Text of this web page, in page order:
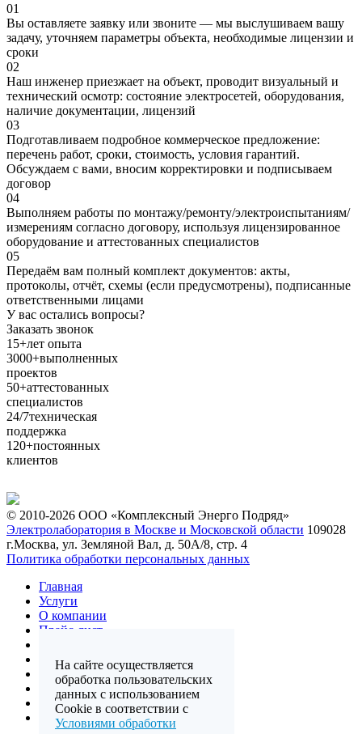
01
Вы оставляете заявку или звоните — мы выслушиваем вашу
задачу, уточняем параметры объекта, необходимые лицензии и
сроки
02
Наш инженер приезжает на объект, проводит визуальный и
технический осмотр: состояние электросетей, оборудования,
наличие документации, лицензий
03
Подготавливаем подробное коммерческое предложение:
перечень работ, сроки, стоимость, условия гарантий.
Обсуждаем с вами, вносим корректировки и подписываем
договор
04
Выполняем работы по монтажу/ремонту/электроиспытаниям/
измерениям согласно договору, используя лицензированное
оборудование и аттестованных специалистов
05
Передаём вам полный комплект документов: акты,
протоколы, отчёт, схемы (если предусмотрены), подписанные
ответственными лицами
У вас остались вопросы?
Заказать звонок
15+лет опыта
3000+выполненных
проектов
50+аттестованных
специалистов
24/7техническая
поддержка
120+постоянных
клиентов
© 2010-2026 ООО «Комплексный Энерго Подряд»
Электролаборатория в Москве и Московской области 109028
г.Москва, ул. Земляной Вал, д. 50А/8, стр. 4
Политика обработки персональных данных
Главная
Услуги
О компании
Прайс-лист
Лицензии
Галерея
Карта сайта
FAQ
Контакты
На сайте осуществляется
обработка пользовательских
данных с использованием
Cookie в соответствии с
Условиями обработки